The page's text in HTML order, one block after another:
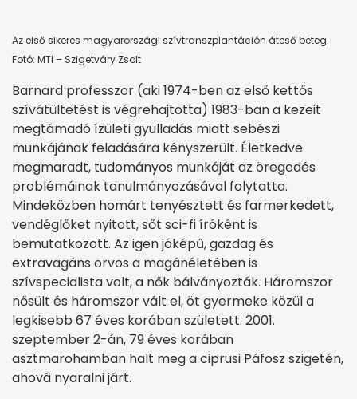
Az első sikeres magyarországi szívtranszplantáción áteső beteg.
Fotó: MTI – Szigetváry Zsolt
Barnard professzor (aki 1974-ben az első kettős
szívátültetést is végrehajtotta) 1983-ban a kezeit
megtámadó ízületi gyulladás miatt sebészi
munkájának feladására kényszerült. Életkedve
megmaradt, tudományos munkáját az öregedés
problémáinak tanulmányozásával folytatta.
Mindeközben homárt tenyésztett és farmerkedett,
vendéglőket nyitott, sőt sci-fi íróként is
bemutatkozott. Az igen jóképű, gazdag és
extravagáns orvos a magánéletében is
szívspecialista volt, a nők bálványozták. Háromszor
nősült és háromszor vált el, öt gyermeke közül a
legkisebb 67 éves korában született. 2001.
szeptember 2-án, 79 éves korában
asztmarohamban halt meg a ciprusi Páfosz szigetén,
ahová nyaralni járt.